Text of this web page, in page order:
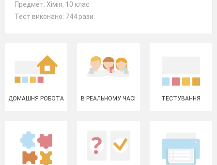
Предмет: Хімія, 10 клас
Тест виконано: 744 рази
ДОМАШНЯ РОБОТА В РЕАЛЬНОМУ ЧАСІ ТЕСТУВАННЯ